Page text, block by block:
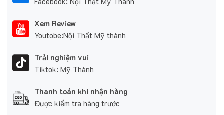
Xem Review
Youtobe:Nội Thất Mỹ thành
Trải nghiệm vui
Tiktok: Mỹ Thành
Thanh toán khi nhận hàng
Được kiểm tra hàng trước